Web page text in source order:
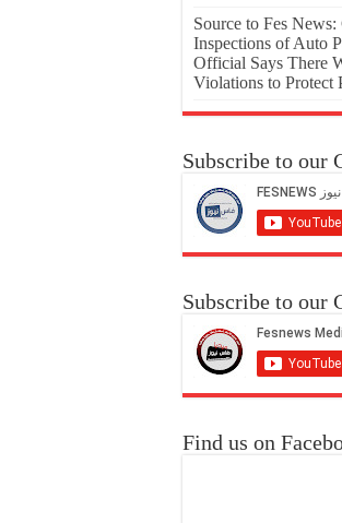
Source to Fes
Inspections of Auto
Official Says There
Violations to Protect
Subscribe to our
Subscribe to our
Find us on